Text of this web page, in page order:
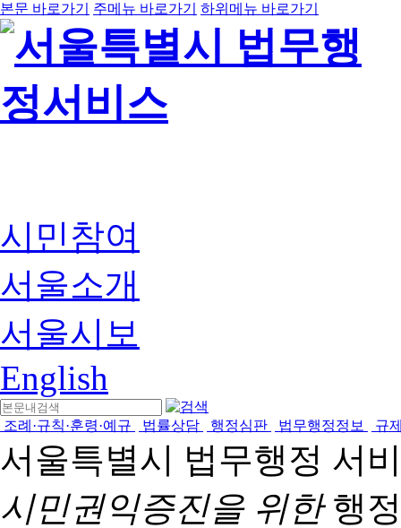
본문 바로가기 주메뉴 바로가기 하위메뉴 바로가기
시민참여
서울소개
서울시보
English
조례·규칙·훈령·예규 법률상담 행정심판 법무행정정보 규
서울특별시 법무행정 서
시민권익증진을 위한행